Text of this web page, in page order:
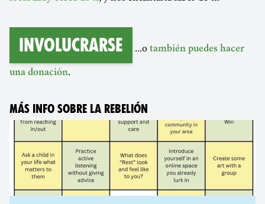
Involucrarse ...o también puedes hacer
una donación.
MÁS INFO SOBRE LA REBELIÓN